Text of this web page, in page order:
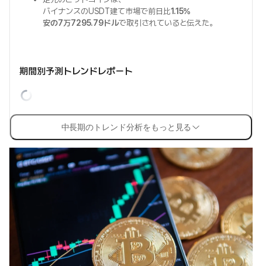
バイナンスのUSDT建て市場で前日比1.15%
安の7万7295.79ドルで取引されていると伝えた。
期間別予測トレンドレポート
中長期のトレンド分析をもっと見る